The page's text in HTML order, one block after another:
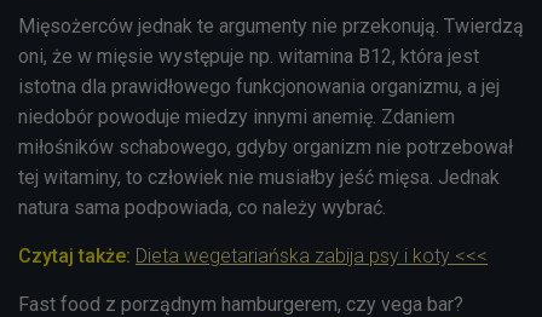
Mięsożerców jednak te argumenty nie przekonują. Twierdzą
oni, że w mięsie występuje np. witamina B12, która jest
istotna dla prawidłowego funkcjonowania organizmu, a jej
niedobór powoduje miedzy innymi anemię. Zdaniem
miłośników schabowego, gdyby organizm nie potrzebował
tej witaminy, to człowiek nie musiałby jeść mięsa. Jednak
natura sama podpowiada, co należy wybrać.
Czytaj także: Dieta wegetariańska zabija psy i koty <<<
Fast food z porządnym hamburgerem, czy vega bar?